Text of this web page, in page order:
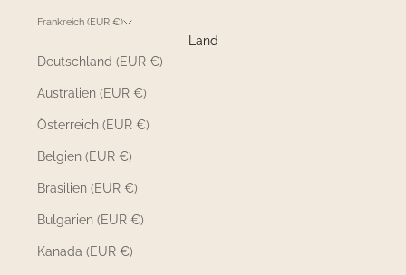
Frankreich (EUR €)
Land
Deutschland (EUR €)
Australien (EUR €)
Österreich (EUR €)
Belgien (EUR €)
Brasilien (EUR €)
Bulgarien (EUR €)
Kanada (EUR €)